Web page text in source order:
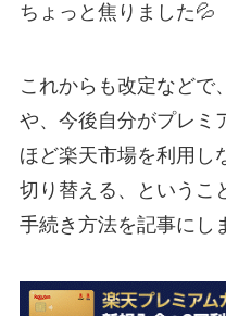
ちょっと焦りました💦
これからも改定などで
や、今後自分がプレミ
ほど楽天市場を利用し
切り替える、というこ
手続き方法を記事にし